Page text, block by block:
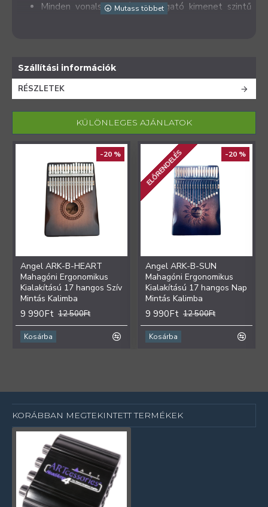
Minden vonalszintű és fejhallgató kimenet szintű
Szállítási információk
RÉSZLETEK
KÜLÖNLEGES AJÁNLATOK
-20 %
Angel ARK-B-HEART
Mahagóni Ergonomikus
Kialakítású 17 hangos Szív
Mintás Kalimba
9 990Ft 12 500Ft
Kosárba
-20 %
ELŐRENDELÉS
Angel ARK-B-SUN
Mahagóni Ergonomikus
Kialakítású 17 hangos Nap
Mintás Kalimba
9 990Ft 12 500Ft
Kosárba
KORÁBBAN MEGTEKINTETT TERMÉKEK